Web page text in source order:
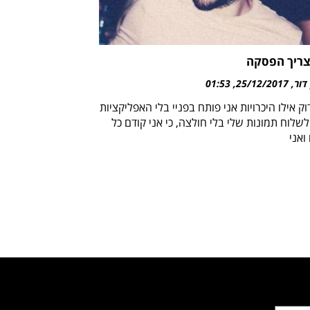
צריך הפסקה
25/12/2017
01:53
אילו היכרויות אני פותח בפניי בלי האפליקציות
לשלוח תמונות שלי בלי חולצה, כי אני קודם כל